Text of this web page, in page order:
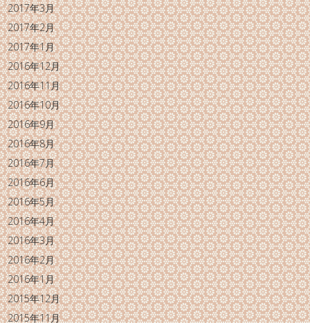
2017年3月
2017年2月
2017年1月
2016年12月
2016年11月
2016年10月
2016年9月
2016年8月
2016年7月
2016年6月
2016年5月
2016年4月
2016年3月
2016年2月
2016年1月
2015年12月
2015年11月